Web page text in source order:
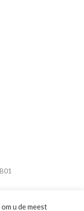
u de meest